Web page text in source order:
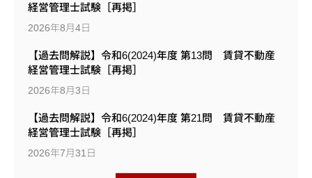
経営管理士試験［再掲］
2026年8月4日
【過去問解説】令和6(2024)年度 第13問 賃貸不動産
経営管理士試験［再掲］
2026年8月3日
【過去問解説】令和6(2024)年度 第21問 賃貸不動産
経営管理士試験［再掲］
2026年7月31日